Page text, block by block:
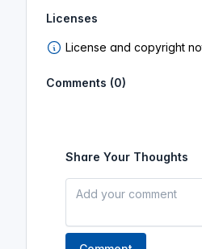
Licenses
License and copyright
Comments (0)
Share Your Thoughts